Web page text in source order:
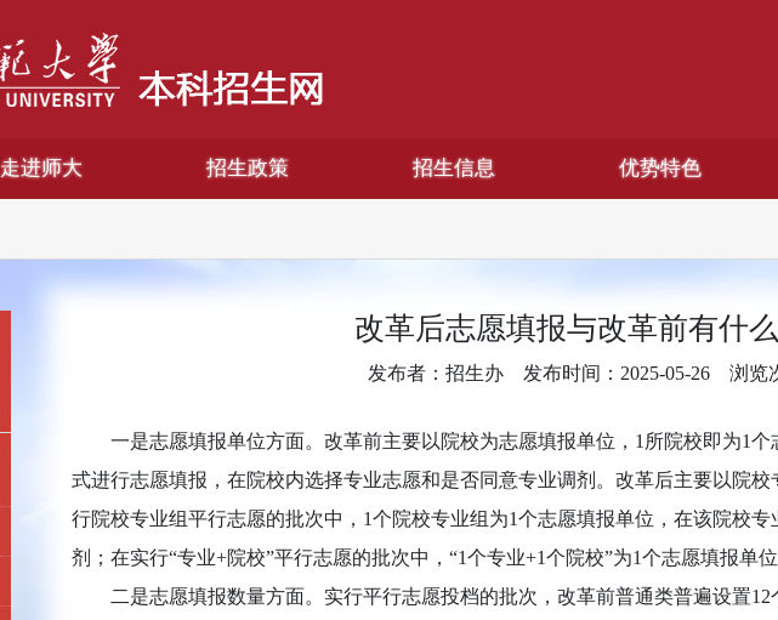
走进师大 招生政策 招生信息 优势特色
改革后志愿填报与改革前有什
发布者：招生办 发布时间：2025-05-26 浏览
一是志愿填报单位方面。改革前主要以院校为志愿填报单位，1所院校即为1
式进行志愿填报，在院校内选择专业志愿和是否同意专业调剂。改革后主要以院
行院校专业组平行志愿的批次中，1个院校专业组为1个志愿填报单位，在该院校
剂；在实行“专业+院校”平行志愿的批次中，“1个专业+1个院校”为1个志愿填报单
二是志愿填报数量方面。实行平行志愿投档的批次，改革前普通类普遍设置12